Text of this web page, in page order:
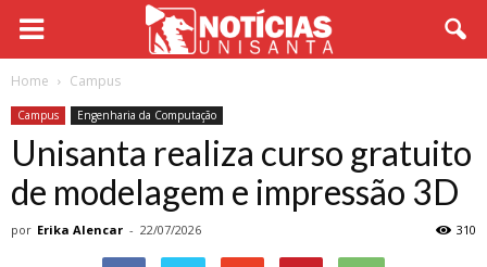
Home Campus
Campus Engenharia da Computação
Unisanta realiza curso gratuito
de modelagem e impressão 3D
por Erika Alencar - 22/07/2026 310